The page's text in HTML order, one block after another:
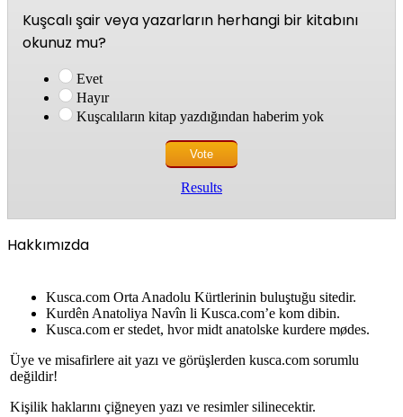
Kuşcalı şair veya yazarların herhangi bir kitabını
okunuz mu?
Evet
Hayır
Kuşcalıların kitap yazdığından haberim yok
Results
Hakkımızda
Kusca.com Orta Anadolu Kürtlerinin buluştuğu sitedir.
Kurdên Anatoliya Navîn li Kusca.com’e kom dibin.
Kusca.com er stedet, hvor midt anatolske kurdere mødes.
Üye ve misafirlere ait yazı ve görüşlerden kusca.com sorumlu
değildir!
Kişilik haklarını çiğneyen yazı ve resimler silinecektir.